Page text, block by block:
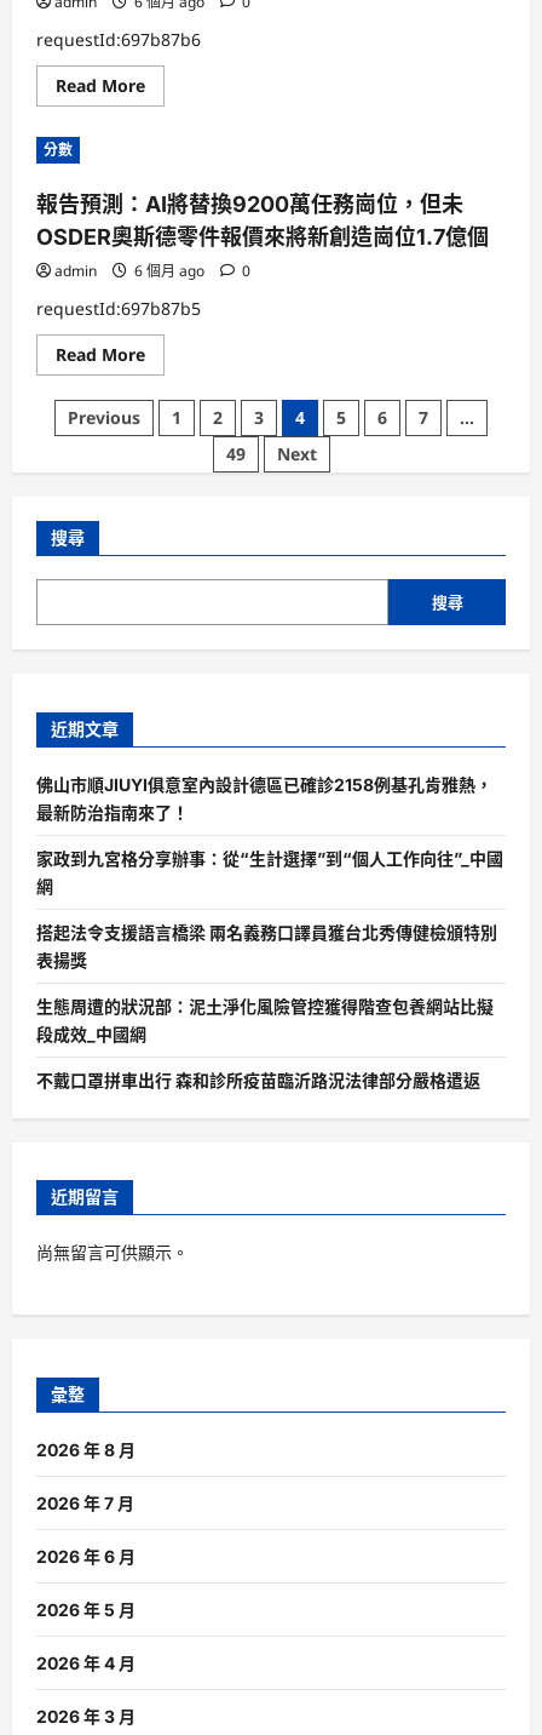
駐
演
第
2500
場
斯
德
汽
車
零
局
requestId:697b87b6
Read MoreRead
more
聯
手
羊
城
鐵
爭
分
奪
秒，
護
OSDER
斯
台
食
市
近
脫
分數
報告預測：AI將替換9200萬任務崗位，但未
OSDER奧斯德零件報價來將新創造崗位1.7億個
admin 6 個月 ago 0
requestId:697b87b5
Read MoreRead
more
報
預
AI
萬
任
位，
零
報
價
來
將
新
創
位
1.7
億
頁
Previous 1 2 3 4 5 6 7
...
49
Next
搜尋
搜尋
近期文章
佛山市順JIUYI俱意室內設計德區已確診2158例基孔肯雅熱，
最新防治指南來了！
家政到九宮格分享辦事：從“生計選擇”到“個人工作向往”_中國
網
搭起法令支援語言橋梁 兩名義務口譯員獲台北秀傳健檢頒特別
表揚獎
生態周遭的狀況部：泥土淨化風險管控獲得階查包養網站比擬
段成效_中國網
不戴口罩拼車出行 森和診所疫苗臨沂路況法律部分嚴格遣返
近期留言
尚無留言可供顯示。
彙整
2026 年 8 月
2026 年 7 月
2026 年 6 月
2026 年 5 月
2026 年 4 月
2026 年 3 月